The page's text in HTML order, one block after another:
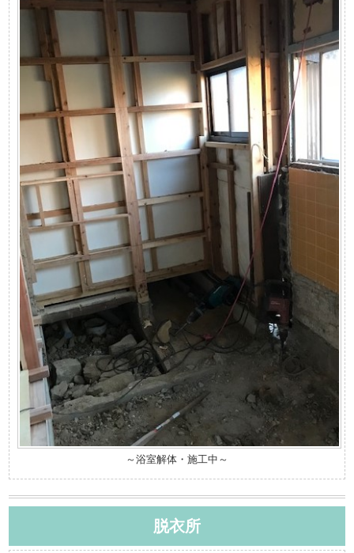
～浴室解体・施工中～
脱衣所